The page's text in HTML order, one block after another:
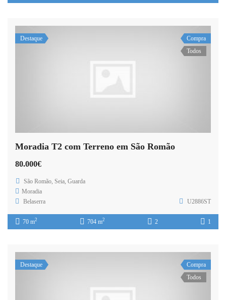
Destaque
Compra
Todos
Moradia T2 com Terreno em São Romão
80.000€
São Romão, Seia, Guarda
Moradia
Belaserra
U2886ST
70 m2 704 m2 2 1
Destaque
Compra
Todos